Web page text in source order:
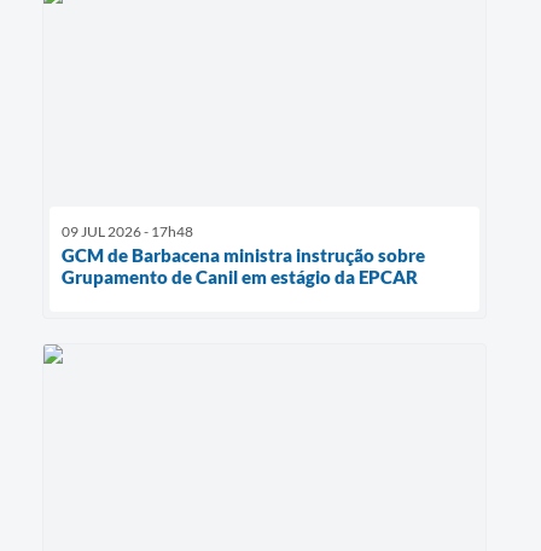
09 JUL 2026 - 17h48
GCM de Barbacena ministra instrução sobre
Grupamento de Canil em estágio da EPCAR